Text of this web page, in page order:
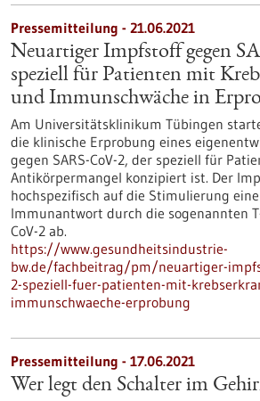
Pressemitteilung - 21.06.2021
Neuartiger Impfstoff gegen
speziell für Patienten mit
und Immunschwäche in
Am Universitätsklinikum Tübingen
die klinische Erprobung eines
gegen SARS-CoV-2, der speziell für
Antikörpermangel konzipiert ist. Der
hochspezifisch auf die Stimulierung
Immunantwort durch die sogenannten
CoV-2 ab.
https://www.gesundheitsindustrie-
bw.de/fachbeitrag/pm/neuartiger-
2-speziell-fuer-patienten-mit-
immunschwaeche-erprobung
Pressemitteilung - 17.06.2021
Wer legt den Schalter im